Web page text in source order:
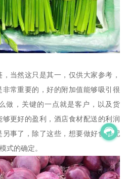
当然这只是其一，仅供大家参考，
常重要的，好的附加值能够吸引很
做，关键的一点就是客户，以及货
更好的盈利，酒店食材配送的利润
事了，除了这些，想要做好食材配
式的确定。